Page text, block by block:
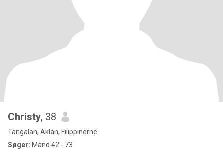
Christy, 38
Tangalan, Aklan, Filippinerne
Søger: Mand 42 - 73